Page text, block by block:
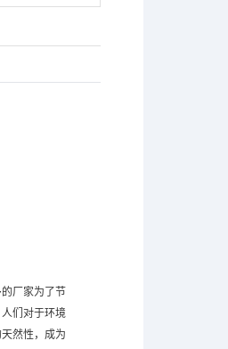
厂家为了节
们对于环境
然性，成为